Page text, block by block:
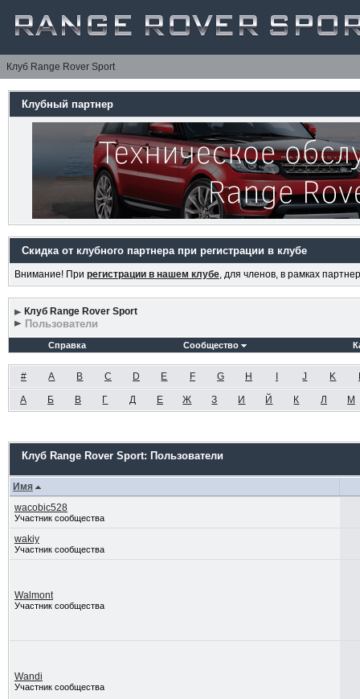
Клуб Range Rover Sport
Клубный партнер
Скидка от клубного партнера при регистрации в клубе
Внимание! При регистрации в нашем клубе, для членов, в рамках
Клуб Range Rover Sport
Пользователи
Справка Сообщество
# A B C D E F G H J K
А Б В Г Д Е Ж З И Й К Л М
Клуб Range Rover Sport: Пользователи
Имя
wacobic528
Участник сообщества
wakiy
Участник сообщества
Walmont
Участник сообщества
Wandi
Участник сообщества